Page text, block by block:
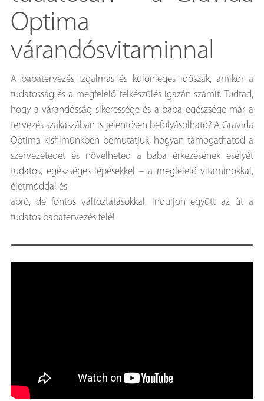
Optima
várandósvitaminnal
A babatervezés izgalmas és különleges időszak, amikor a
tudatosság és a megfelelő felkészülés igazán számít. Tudtad,
hogy a várandósság sikeressége és a baba egészsége már a
tervezés szakaszában is jelentősen befolyásolható? A Gravida
Optima kisfilmünkben bemutatjuk, hogyan támogathatod a
szervezetedet és növelheted a baba érkezésének esélyét
tudatos, egészséges lépésekkel – a megfelelő vitaminokkal,
életmóddal és
apró, de fontos változtatásokkal. Induljon együtt az út a
tudatos babatervezés felé!